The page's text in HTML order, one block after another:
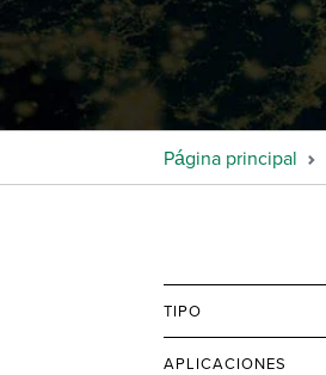
Página principal
TIPO
APLICACIONES